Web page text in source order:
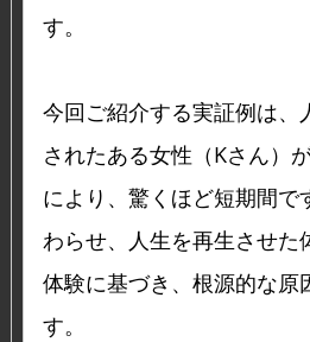
す。
今回ご紹介する実証例は、
されたある女性（Kさん）
により、驚くほど短期間で
わらせ、人生を再生させた
体験に基づき、根源的な原
す。